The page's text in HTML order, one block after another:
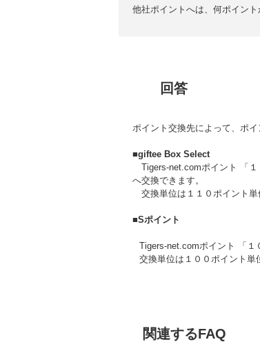
他社ポイントへは、何ポイント
回答
ポイント交換先によって、ポイ
■giftee Box Select
Tigers-net.comポイント 「１
へ交換できます。
交換単位は１１０ポイント単
■Sポイント
Tigers-net.comポイント 「１
交換単位は１００ポイント単
関連するFAQ